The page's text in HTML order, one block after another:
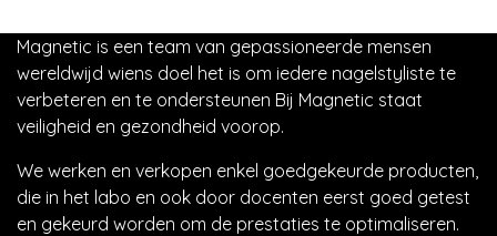
Magnetic is een team van gepassioneerde mensen
wereldwijd wiens doel het is om iedere nagelstyliste te
verbeteren en te ondersteunen Bij Magnetic staat
veiligheid en gezondheid voorop.
We werken en verkopen enkel goedgekeurde producten,
die in het labo en ook door docenten eerst goed getest
en gekeurd worden om de prestaties te optimaliseren.